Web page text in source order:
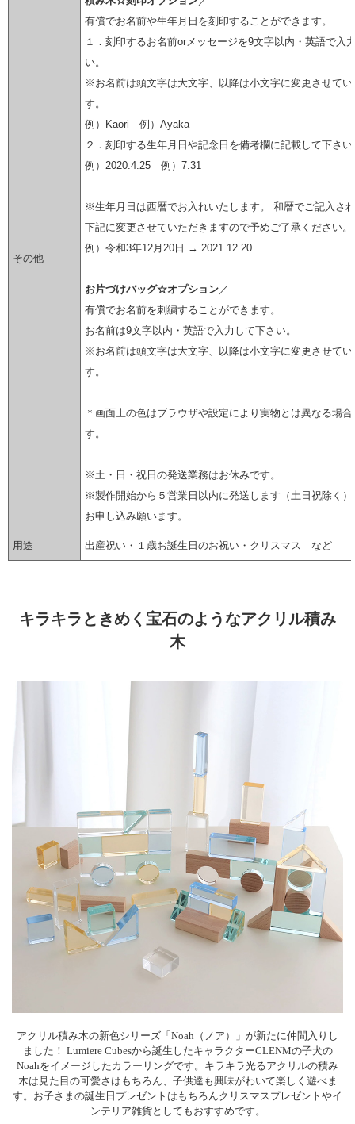
その他
有償でお名前や生年月日を刻印することができます。
１．刻印するお名前orメッセージを9文字以内・英語で入
い。
※お名前は頭文字は大文字、以降は小文字に変更させてい
す。
例）Kaori 例）Ayaka
２．刻印する生年月日や記念日を備考欄に記載して下さい
例）2020.4.25 例）7.31
※生年月日は西暦でお入れいたします。 和暦でご記入さ
下記に変更させていただきますので予めご了承ください。
例）令和3年12月20日 → 2021.12.20
お片づけバッグ☆オプション ／
有償でお名前を刺繍することができます。
お名前は9文字以内・英語で入力して下さい。
※お名前は頭文字は大文字、以降は小文字に変更させてい
す。
＊画面上の色はブラウザや設定により実物とは異なる場
す。
※土・日・祝日の発送業務はお休みです。
※製作開始から５営業日以内に発送します（土日祝除く
お申し込み願います。
用途 出産祝い・１歳お誕生日のお祝い・クリスマス など
キラキラときめく宝石のようなアクリル積み
木
アクリル積み木の新色シリーズ「Noah（ノア）」が新たに仲間入りし
ました！ Lumiere Cubesから誕生したキャラクターCLENMの子犬の
Noahをイメージしたカラーリングです。キラキラ光るアクリルの積み
木は見た目の可愛さはもちろん、子供達も興味がわいて楽しく遊べま
す。お子さまの誕生日プレゼントはもちろんクリスマスプレゼントやイ
ンテリア雑貨としてもおすすめです。